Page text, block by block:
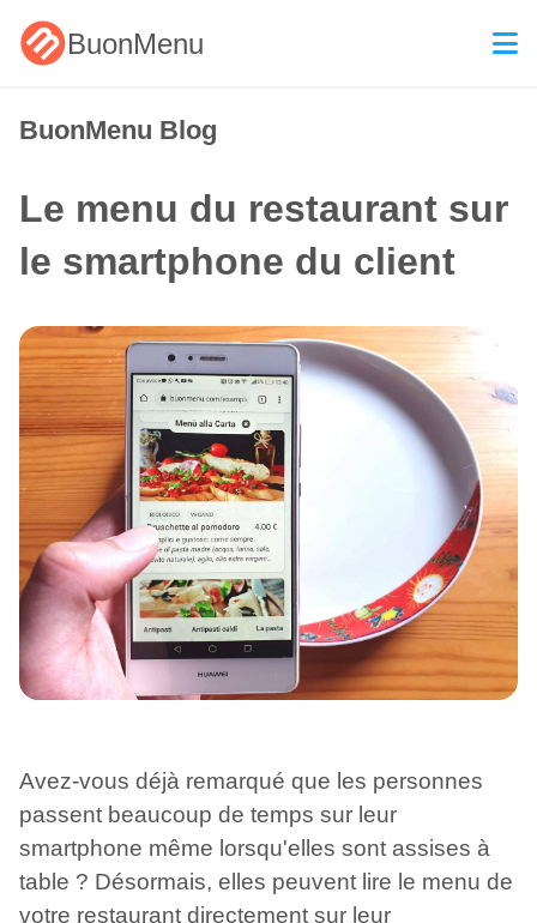
BuonMenu
BuonMenu Blog
Le menu du restaurant sur
le smartphone du client
Avez-vous déjà remarqué que les personnes
passent beaucoup de temps sur leur
smartphone même lorsqu'elles sont assises à
table ? Désormais, elles peuvent lire le menu de
votre restaurant directement sur leur